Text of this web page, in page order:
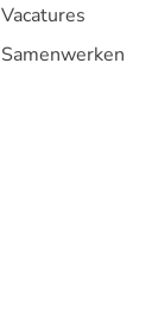
Vacatures
Samenwerken